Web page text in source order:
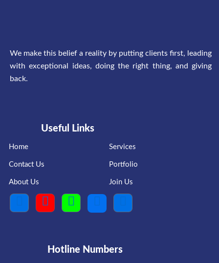
We make this belief a reality by putting clients first, leading
with exceptional ideas, doing the right thing, and giving
back.
Useful Links
Home
Contact Us
About Us
Services
Portfolio
Join Us
Hotline Numbers